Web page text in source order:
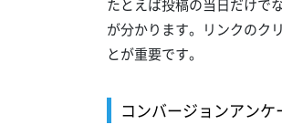
たとえば投稿の当日だけで
が分かります。リンクのク
とが重要です。
コンバージョンアンケ